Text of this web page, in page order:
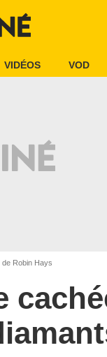
VIDÉOS VOD
Robin Hays